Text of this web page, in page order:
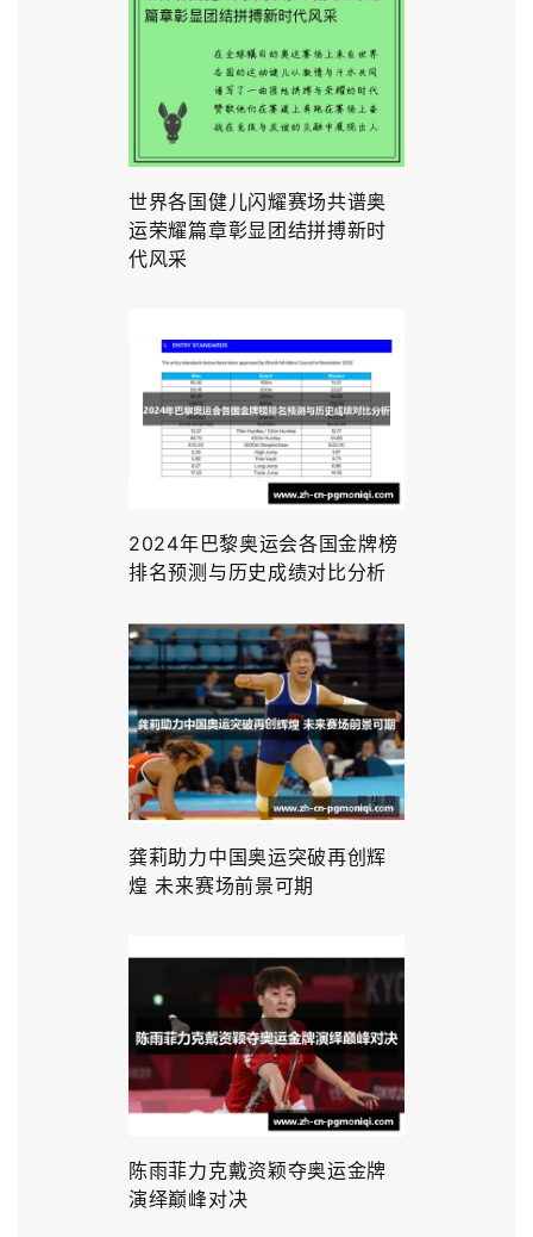
世界各国健儿闪耀赛场共谱奥
运荣耀篇章彰显团结拼搏新时
代风采
2024年巴黎奥运会各国金牌榜
排名预测与历史成绩对比分析
龚莉助力中国奥运突破再创辉
煌 未来赛场前景可期
陈雨菲力克戴资颖夺奥运金牌
演绎巅峰对决